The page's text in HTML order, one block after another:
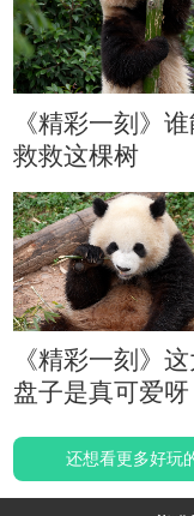
《精彩一刻》
救救这棵树
《精彩一刻》
盘子是真可爱呀
还想看更多好玩